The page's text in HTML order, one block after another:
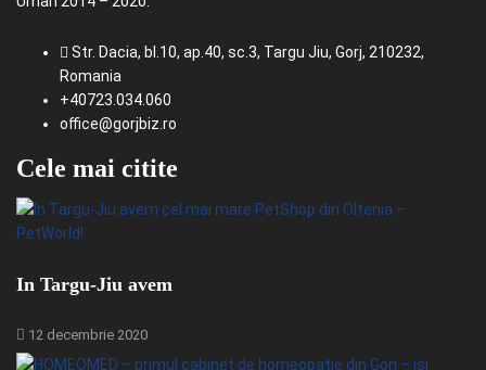
Str. Dacia, bl.10, ap.40, sc.3, Targu Jiu, Gorj, 210232,
Romania
+40723.034.060
office@gorjbiz.ro
Cele mai citite
In Targu-Jiu avem
12 decembrie 2020